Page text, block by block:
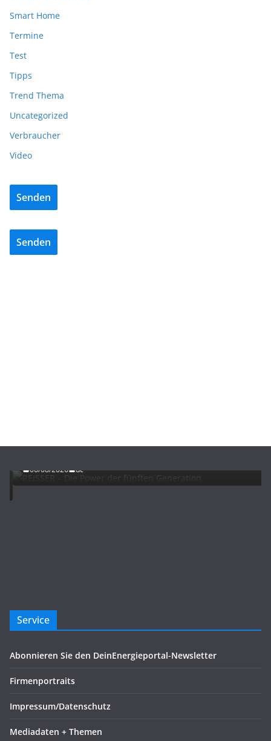
Smart Home
Termine
Test
Tipps
Trend Thema
Uncategorized
Verbraucher
Video
Senden
Senden
REISSER – Die Power der fünften Generation
06/08/2026 dc
Service
Abonnieren Sie den DeinEnergieportal-Newsletter
Firmenportraits
Impressum/Datenschutz
Mediadaten + Themen